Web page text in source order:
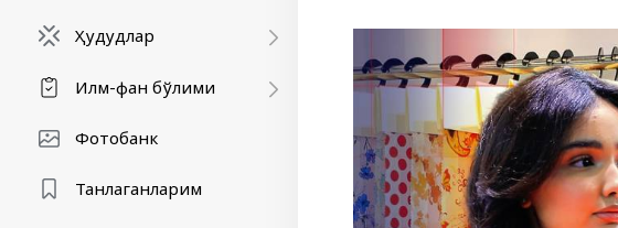
Ҳудудлар
Илм-фан бўлими
Фотобанк
Танлаганларим